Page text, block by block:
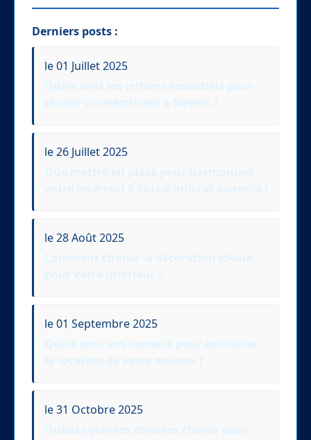
Derniers posts :
le 01 Juillet 2025
le 26 Juillet 2025
le 28 Août 2025
le 01 Septembre 2025
le 31 Octobre 2025